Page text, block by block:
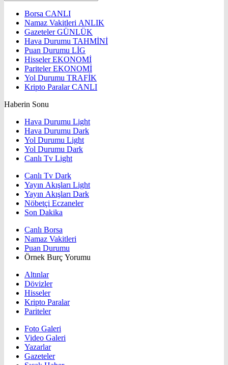
Borsa CANLI
Namaz Vakitleri ANLIK
GazetelerGÜNLÜK
Hava Durumu TAHMİNİ
Puan Durumu LİG
HisselerEKONOMİ
ParitelerEKONOMİ
Yol Durumu TRAFİK
Kripto ParalarCANLI
Haberin Sonu
Hava Durumu Light
Hava Durumu Dark
Yol Durumu Light
Yol Durumu Dark
Canlı Tv Light
Canlı Tv Dark
Yayın Akışları Light
Yayın Akışları Dark
Nöbetçi Eczaneler
Son Dakika
Canlı Borsa
Namaz Vakitleri
Puan Durumu
Örnek Burç Yorumu
Altınlar
Dövizler
Hisseler
Kripto Paralar
Pariteler
Foto Galeri
Video Galeri
Yazarlar
Gazeteler